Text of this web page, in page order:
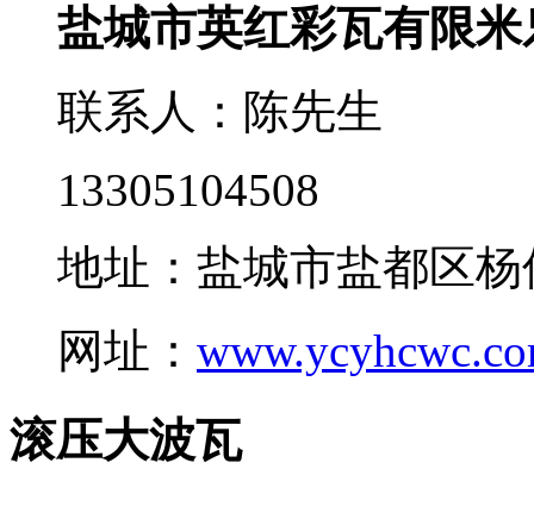
盐城市英红彩瓦有限
联系人：陈先生
13305104508
地址：盐城市盐都区
网址：
滚压大波瓦